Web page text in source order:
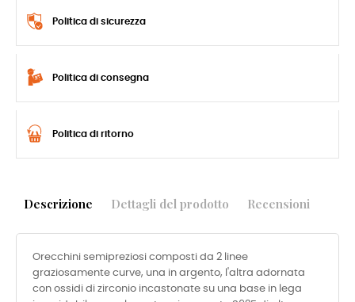
Politica di sicurezza
Politica di consegna
Politica di ritorno
Descrizione Dettagli del prodotto Recensioni
Orecchini semipreziosi composti da 2 linee
graziosamente curve, una in argento, l'altra adornata
con ossidi di zirconio incastonate su una base in lega